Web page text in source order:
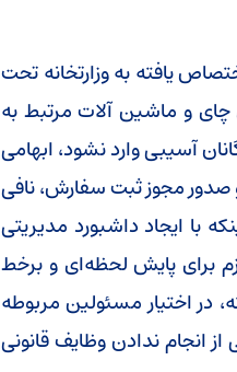
یافته به وزارتخانه تحت
و ماشین آلات مرتبط به
آسیبی وارد نشود، ابهامی
و صدور مجوز ثبت سفارش، نافی
ایجاد داشبورد مدیریتی
برای پایش لحظه‌ای و برخط
اختیار مسئولین مربوطه
انجام ندادن وظایف قانونی